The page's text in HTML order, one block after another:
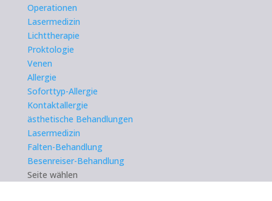
Operationen
Lasermedizin
Lichttherapie
Proktologie
Venen
Allergie
Soforttyp-Allergie
Kontaktallergie
ästhetische Behandlungen
Lasermedizin
Falten-Behandlung
Besenreiser-Behandlung
Seite wählen